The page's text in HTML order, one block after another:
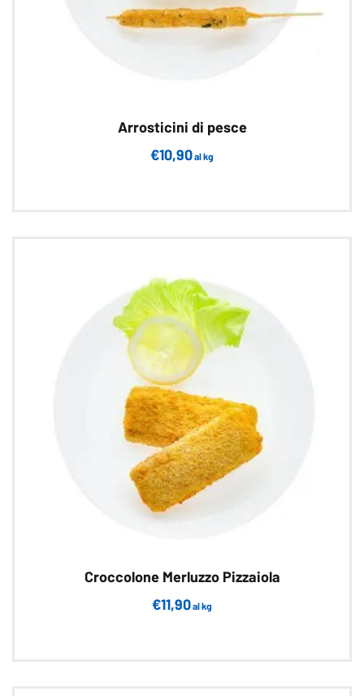
Arrosticini di pesce
€10,90al kg
Croccolone Merluzzo Pizzaiola
€11,90al kg